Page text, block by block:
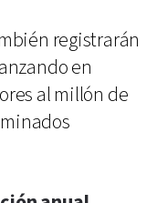
registrarán
en
al millón de